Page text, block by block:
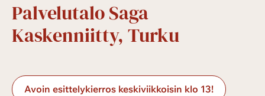
Palvelutalo Saga
Kaskenniitty, Turku
Avoin esittelykierros keskiviikkoisin klo 13!